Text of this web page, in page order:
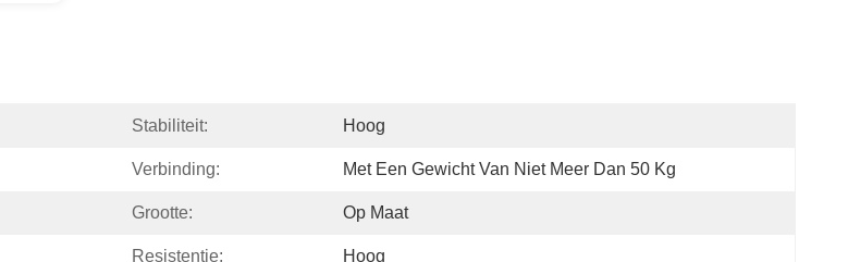
Stabiliteit: Hoog
Verbinding: Met Een Gewicht Van Niet Meer Dan 50 Kg
Grootte: Op Maat
Resistentie: Hoog